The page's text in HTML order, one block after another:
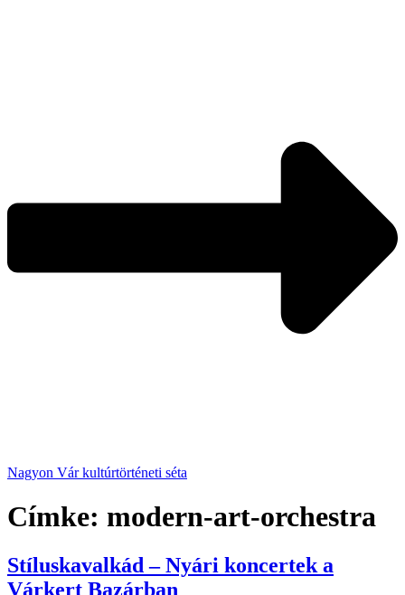
Nagyon Vár kultúrtörténeti séta
Címke: modern-art-orchestra
Stíluskavalkád – Nyári koncertek a
Várkert Bazárban